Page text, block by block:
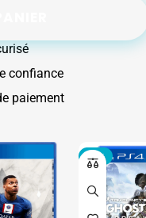
confiance
paiement
-50%